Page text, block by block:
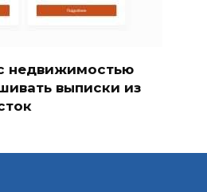
недвижимостью
выписки из